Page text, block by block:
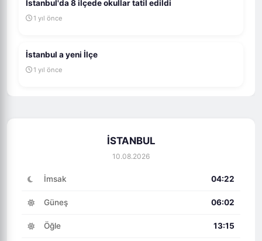
İstanbul'da 8 ilçede okullar tatil edildi
1 yıl önce
İstanbul a yeni İlçe
1 yıl önce
İSTANBUL
10.08.2026
İmsak 04:22
Güneş 06:02
Öğle 13:15